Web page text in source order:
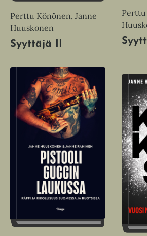
Perttu Könönen, Janne
Huuskonen
Syyttäjä II
Perttu